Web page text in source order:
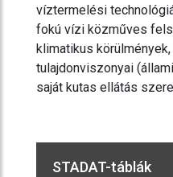
víztermelési
fokú vízi közműves
klimatikus
tulajdonviszonyai
saját kutas ellátás
STADAT-táblák